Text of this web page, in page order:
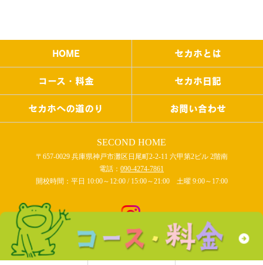
HOME セカホとは
コース・料金 セカホ日記
セカホへの道のり お問い合わせ
SECOND HOME
〒657-0029 兵庫県神戸市灘区日尾町2-2-11 六甲第2ビル 2階南
電話： 090-4274-7861
開校時間：平日 10:00～12:00 / 15:00～21:00 土曜 9:00～17:00
COPYRIGHT © SECOND HOME All rights reserved.